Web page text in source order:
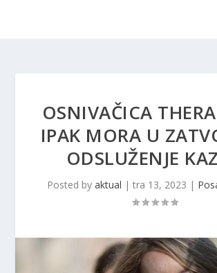
OSNIVAČICA
IPAK MORA U
ODSLUŽENJE
Posted by aktual | tra 13, 2023 |